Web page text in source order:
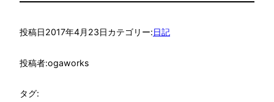
投稿日2017年4月23日カテゴリー:日記
投稿者:ogaworks
タグ: